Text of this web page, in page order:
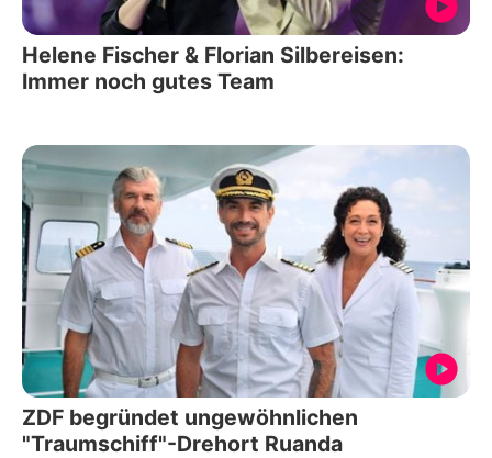
Helene Fischer & Florian Silbereisen:
Immer noch gutes Team
ZDF begründet ungewöhnlichen
"Traumschiff"-Drehort Ruanda